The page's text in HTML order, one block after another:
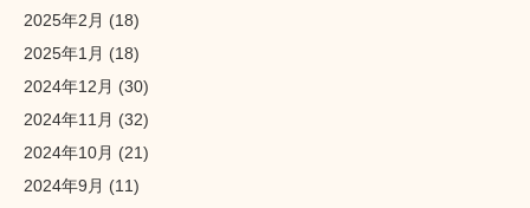
2025年2月 (18)
2025年1月 (18)
2024年12月 (30)
2024年11月 (32)
2024年10月 (21)
2024年9月 (11)